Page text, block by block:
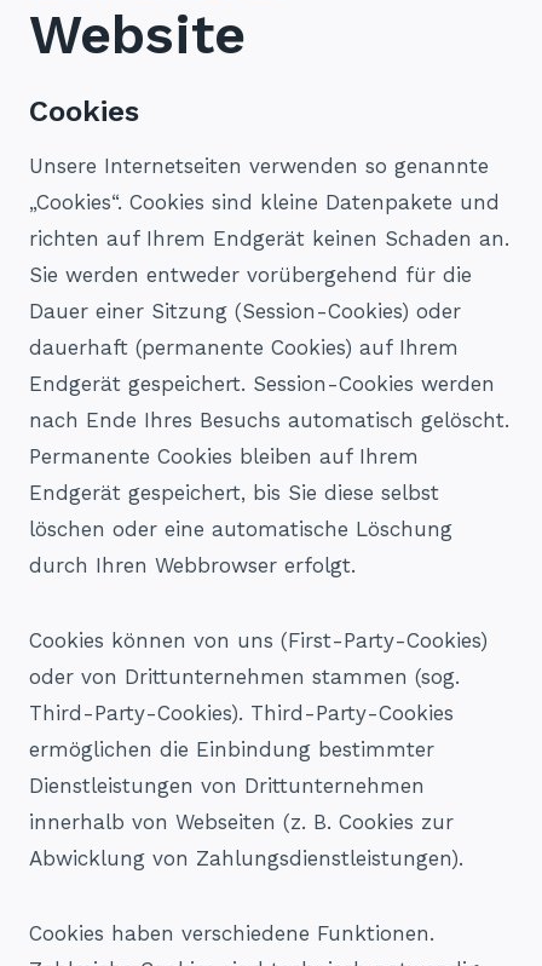
Website
Cookies
Unsere Internetseiten verwenden so genannte
„Cookies“. Cookies sind kleine Datenpakete und
richten auf Ihrem Endgerät keinen Schaden an.
Sie werden entweder vorübergehend für die
Dauer einer Sitzung (Session-Cookies) oder
dauerhaft (permanente Cookies) auf Ihrem
Endgerät gespeichert. Session-Cookies werden
nach Ende Ihres Besuchs automatisch gelöscht.
Permanente Cookies bleiben auf Ihrem
Endgerät gespeichert, bis Sie diese selbst
löschen oder eine automatische Löschung
durch Ihren Webbrowser erfolgt.
Cookies können von uns (First-Party-Cookies)
oder von Drittunternehmen stammen (sog.
Third-Party-Cookies). Third-Party-Cookies
ermöglichen die Einbindung bestimmter
Dienstleistungen von Drittunternehmen
innerhalb von Webseiten (z. B. Cookies zur
Abwicklung von Zahlungsdienstleistungen).
Cookies haben verschiedene Funktionen.